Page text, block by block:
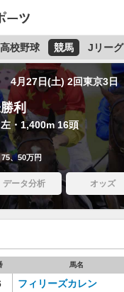
高校野球 競馬 Jリーグ
4月27日(土) 2回東京3日
利
・1,400m 16頭
、50万円
データ分析 オッズ
馬名
フィリーズカレン